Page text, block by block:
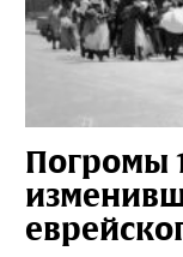
Погромы